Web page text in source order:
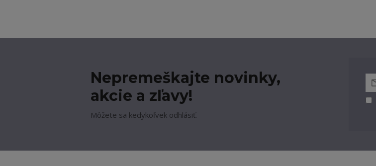
Nepremeškajte novinky,
akcie a zľavy!
Môžete sa kedykoľvek odhlásiť.